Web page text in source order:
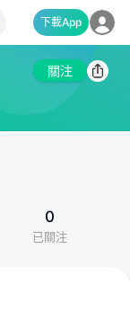
下載App
關注
0
已關注